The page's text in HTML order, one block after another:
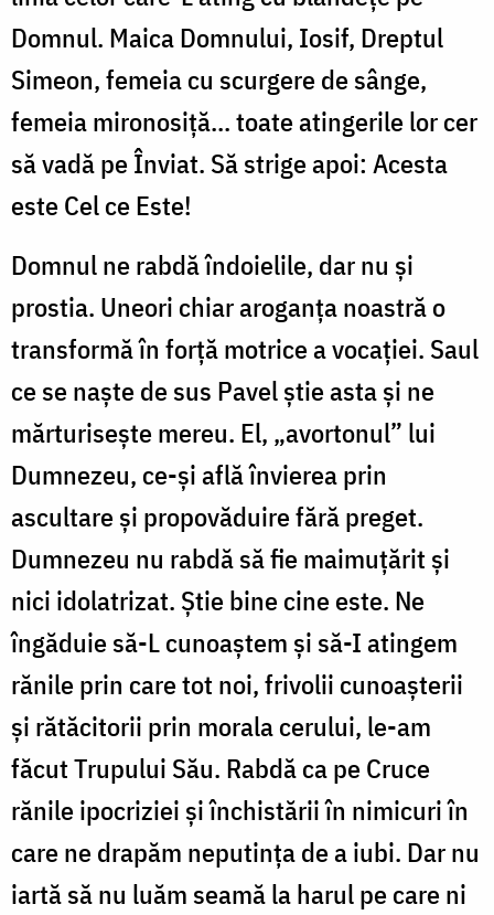
Domnul. Maica Domnului, Iosif, Dreptul
Simeon, femeia cu scurgere de sânge,
femeia mironosiță... toate atingerile lor cer
să vadă pe Înviat. Să strige apoi: Acesta
este Cel ce Este!
Domnul ne rabdă îndoielile, dar nu și
prostia. Uneori chiar aroganța noastră o
transformă în forță motrice a vocației. Saul
ce se naște de sus Pavel știe asta și ne
mărturisește mereu. El, „avortonul” lui
Dumnezeu, ce-și află învierea prin
ascultare și propovăduire fără preget.
Dumnezeu nu rabdă să fie maimuțărit și
nici idolatrizat. Știe bine cine este. Ne
îngăduie să-L cunoaștem și să-I atingem
rănile prin care tot noi, frivolii cunoașterii
și rătăcitorii prin morala cerului, le-am
făcut Trupului Său. Rabdă ca pe Cruce
rănile ipocriziei și închistării în nimicuri în
care ne drapăm neputința de a iubi. Dar nu
iartă să nu luăm seamă la harul pe care ni